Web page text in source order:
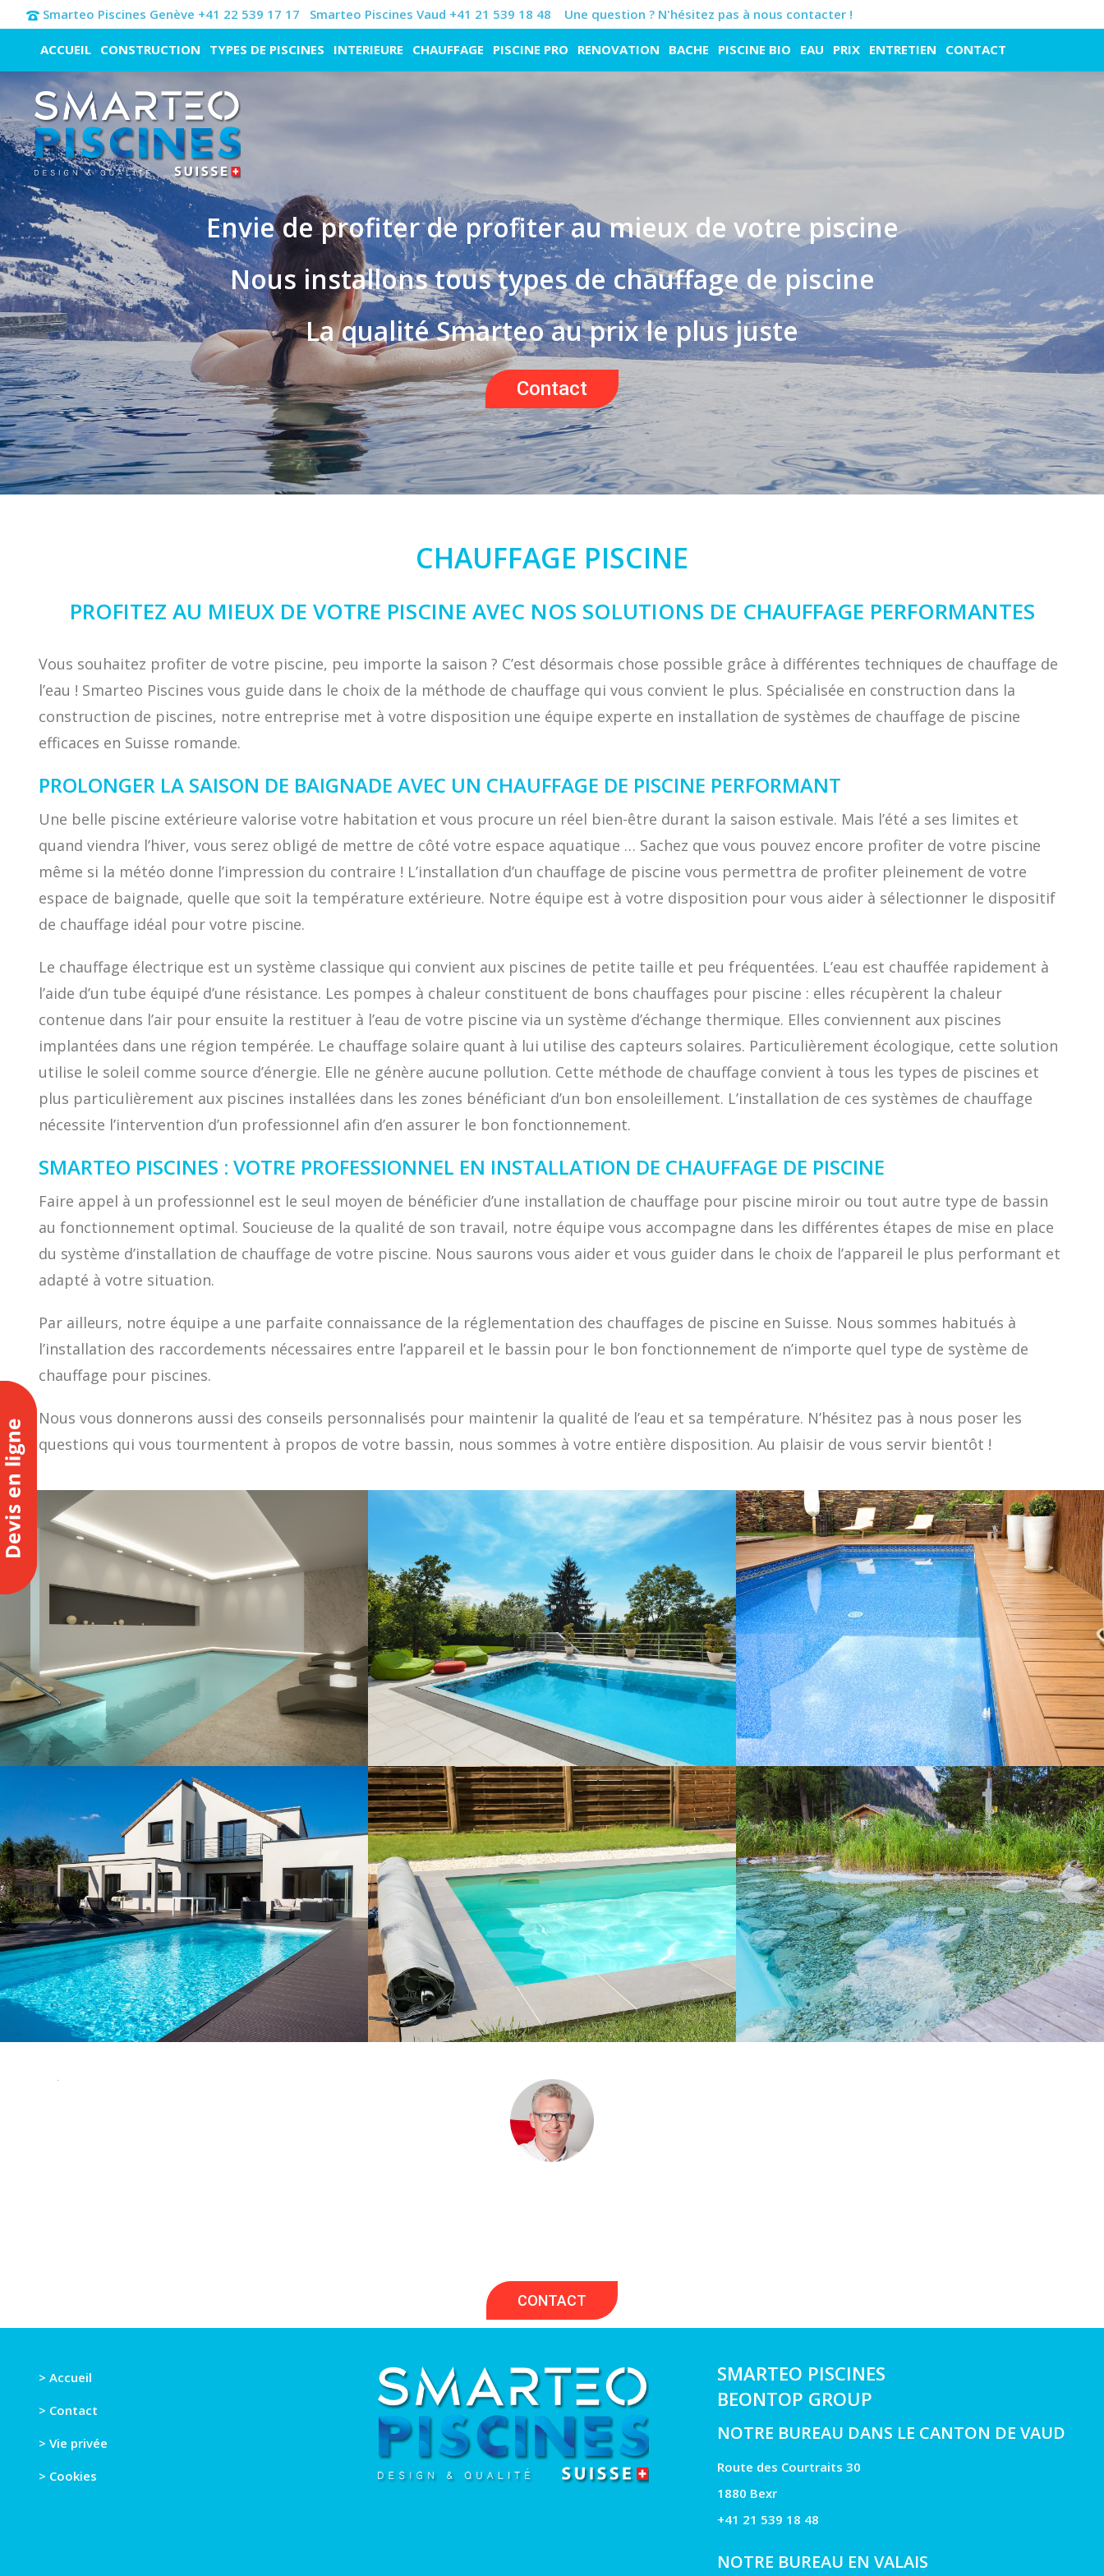
Smarteo Piscines Genève +41 22 539 17 17 Smarteo Piscines Vaud +41 21 539 18 48 Une question ? N'hésitez pas à nous contacter !
ACCUEIL CONSTRUCTION TYPES DE PISCINES INTERIEURE CHAUFFAGE PISCINE PRO RENOVATION BACHE PISCINE BIO EAU PRIX ENTRETIEN CONTACT
Envie de profiter de profiter au mieux de votre piscine
Nous installons tous types de chauffage de piscine
La qualité Smarteo au prix le plus juste
Contact
CHAUFFAGE PISCINE
PROFITEZ AU MIEUX DE VOTRE PISCINE AVEC NOS SOLUTIONS DE CHAUFFAGE PERFORMANTES
Vous souhaitez profiter de votre piscine, peu importe la saison ? C’est désormais chose possible grâce à différentes techniques de chauffage de
l’eau ! Smarteo Piscines vous guide dans le choix de la méthode de chauffage qui vous convient le plus. Spécialisée en construction dans la
construction de piscines, notre entreprise met à votre disposition une équipe experte en installation de systèmes de chauffage de piscine
efficaces en Suisse romande.
PROLONGER LA SAISON DE BAIGNADE AVEC UN CHAUFFAGE DE PISCINE PERFORMANT
Une belle piscine extérieure valorise votre habitation et vous procure un réel bien-être durant la saison estivale. Mais l’été a ses limites et
quand viendra l’hiver, vous serez obligé de mettre de côté votre espace aquatique … Sachez que vous pouvez encore profiter de votre piscine
même si la météo donne l’impression du contraire ! L’installation d’un chauffage de piscine vous permettra de profiter pleinement de votre
espace de baignade, quelle que soit la température extérieure. Notre équipe est à votre disposition pour vous aider à sélectionner le dispositif
de chauffage idéal pour votre piscine.
Le chauffage électrique est un système classique qui convient aux piscines de petite taille et peu fréquentées. L’eau est chauffée rapidement à
l’aide d’un tube équipé d’une résistance. Les pompes à chaleur constituent de bons chauffages pour piscine : elles récupèrent la chaleur
contenue dans l’air pour ensuite la restituer à l’eau de votre piscine via un système d’échange thermique. Elles conviennent aux piscines
implantées dans une région tempérée. Le chauffage solaire quant à lui utilise des capteurs solaires. Particulièrement écologique, cette solution
utilise le soleil comme source d’énergie. Elle ne génère aucune pollution. Cette méthode de chauffage convient à tous les types de piscines et
plus particulièrement aux piscines installées dans les zones bénéficiant d’un bon ensoleillement. L’installation de ces systèmes de chauffage
nécessite l’intervention d’un professionnel afin d’en assurer le bon fonctionnement.
SMARTEO PISCINES : VOTRE PROFESSIONNEL EN INSTALLATION DE CHAUFFAGE DE PISCINE
Faire appel à un professionnel est le seul moyen de bénéficier d’une installation de chauffage pour piscine miroir ou tout autre type de bassin
au fonctionnement optimal. Soucieuse de la qualité de son travail, notre équipe vous accompagne dans les différentes étapes de mise en place
du système d’installation de chauffage de votre piscine. Nous saurons vous aider et vous guider dans le choix de l’appareil le plus performant et
adapté à votre situation.
Par ailleurs, notre équipe a une parfaite connaissance de la réglementation des chauffages de piscine en Suisse. Nous sommes habitués à
l’installation des raccordements nécessaires entre l’appareil et le bassin pour le bon fonctionnement de n’importe quel type de système de
chauffage pour piscines.
Nous vous donnerons aussi des conseils personnalisés pour maintenir la qualité de l’eau et sa température. N’hésitez pas à nous poser les
questions qui vous tourmentent à propos de votre bassin, nous sommes à votre entière disposition. Au plaisir de vous servir bientôt !
CONTACT
> Accueil
> Contact
> Vie privée
> Cookies
SMARTEO PISCINES
BEONTOP GROUP
NOTRE BUREAU DANS LE CANTON DE VAUD
Route des Courtraits 30
1880 Bexr
+41 21 539 18 48
NOTRE BUREAU EN VALAIS